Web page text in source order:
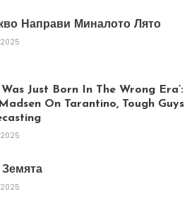
Направи Миналото Лято
Just Born In The Wrong Era’:
On Tarantino, Tough Guys